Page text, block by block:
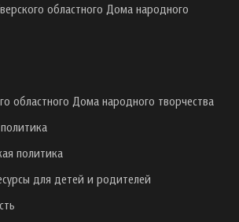
областного Дома народного
областного Дома народного творчества
политика
для детей и родителей